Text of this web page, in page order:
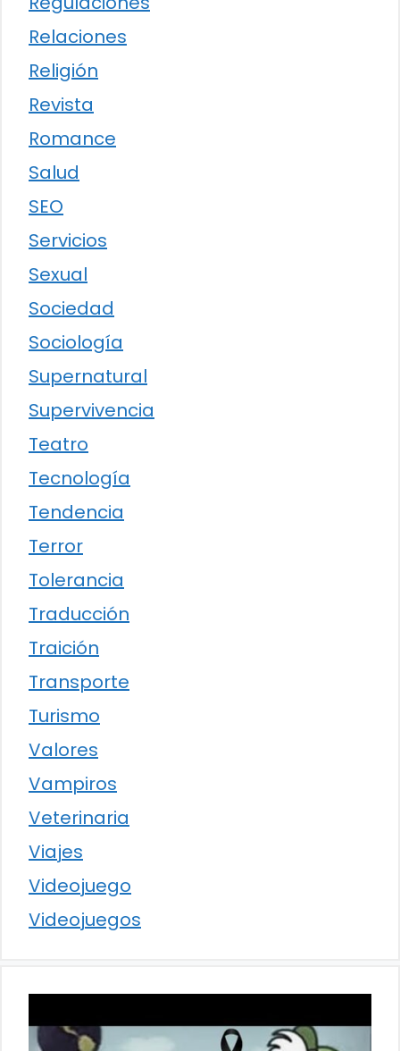
Relaciones
Religión
Revista
Romance
Salud
SEO
Servicios
Sexual
Sociedad
Sociología
Supernatural
Supervivencia
Teatro
Tecnología
Tendencia
Terror
Tolerancia
Traducción
Traición
Transporte
Turismo
Valores
Vampiros
Veterinaria
Viajes
Videojuego
Videojuegos